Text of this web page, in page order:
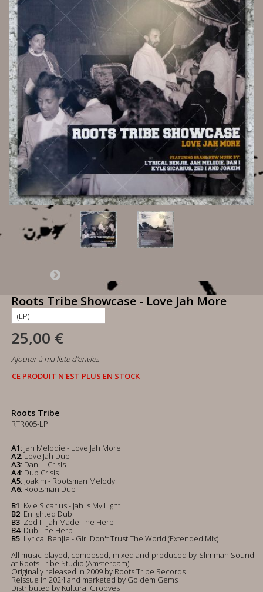
Roots Tribe Showcase - Love Jah More
25,00 €
Ajouter à ma liste d'envies
CE PRODUIT N'EST PLUS EN STOCK
Roots Tribe
RTR005-LP
A1: Jah Melodie - Love Jah More
A2: Love Jah Dub
A3: Dan I - Crisis
A4: Dub Crisis
A5: Joakim - Rootsman Melody
A6: Rootsman Dub
B1: Kyle Sicarius - Jah Is My Light
B2: Enlighted Dub
B3: Zed I - Jah Made The Herb
B4: Dub The Herb
B5: Lyrical Benjie - Girl Don't Trust The World (Extended Mix)
All music played, composed, mixed and produced by Slimmah Sound
at Roots Tribe Studio (Amsterdam)
Originally released in 2009 by Roots Tribe Records
Reissue in 2024 and marketed by Goldem Gems
Distributed by Kultural Grooves